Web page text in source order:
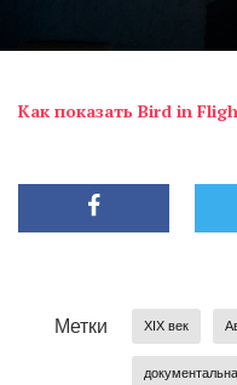
Как показать Bird in
Метки XIX век